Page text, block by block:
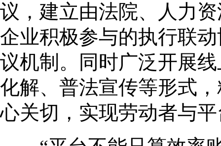
议，建立由法院、人力
企业积极参与的执行联
议机制。同时广泛开展
化解、普法宣传等形式
心关切，实现劳动者与